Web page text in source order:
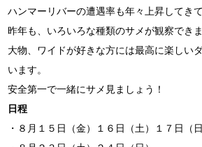
ハンマーリバーの遭遇率も年々上昇してき
昨年も、いろいろな種類のサメが観察できま
大物、ワイドが好きな方には最高に楽しい
います。
安全第一で一緒にサメ見ましょう！
日程
・８月１５日（金）１６日（土）１７日（日